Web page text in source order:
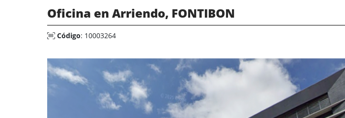
Oficina en Arriendo, FONTIBON
Código: 10003264